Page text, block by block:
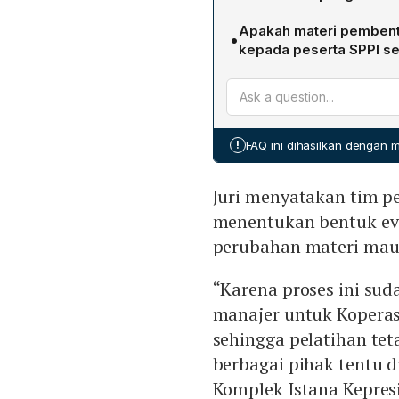
Pemerintah menampung
penyelenggara akan
perubahan materi atau
diminimalkan dan tidak
Beberapa anggota DPR,
serta Komnas HAM
sementara Latsarmil.
pelatihan, seleksi
HAM berpendapat latihan
koperasi dan
penghentian program
•Apakah materi
kepada peserta SPPI
Juri menegaskan bahwa
perbaikan, materi
kepemimpinan tetap
memperoleh bekal
! FAQ ini dihasilkan dengan
Juri menyatakan tim
menentukan bentuk
perubahan materi
“Karena proses ini
manajer untuk
sehingga pelatihan
berbagai pihak tentu
Komplek Istana